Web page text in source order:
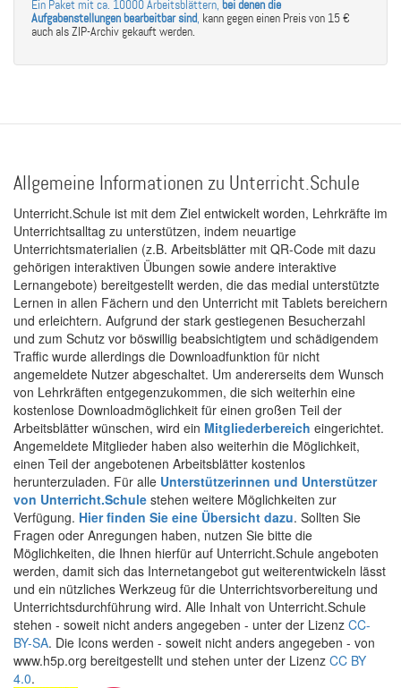
Ein Paket mit ca. 10000 Arbeitsblättern, bei denen die
Aufgabenstellungen bearbeitbar sind, kann gegen einen Preis von 15 €
auch als ZIP-Archiv gekauft werden.
Allgemeine Informationen zu Unterricht.Schule
Unterricht.Schule ist mit dem Ziel entwickelt worden, Lehrkräfte im
Unterrichtsalltag zu unterstützen, indem neuartige
Unterrichtsmaterialien (z.B. Arbeitsblätter mit QR-Code mit dazu
gehörigen interaktiven Übungen sowie andere interaktive
Lernangebote) bereitgestellt werden, die das medial unterstützte
Lernen in allen Fächern und den Unterricht mit Tablets bereichern
und erleichtern. Aufgrund der stark gestiegenen Besucherzahl
und zum Schutz vor böswillig beabsichtigtem und schädigendem
Traffic wurde allerdings die Downloadfunktion für nicht
angemeldete Nutzer abgeschaltet. Um andererseits dem Wunsch
von Lehrkräften entgegenzukommen, die sich weiterhin eine
kostenlose Downloadmöglichkeit für einen großen Teil der
Arbeitsblätter wünschen, wird ein Mitgliederbereich eingerichtet.
Angemeldete Mitglieder haben also weiterhin die Möglichkeit,
einen Teil der angebotenen Arbeitsblätter kostenlos
herunterzuladen. Für alle Unterstützerinnen und Unterstützer
von Unterricht.Schule stehen weitere Möglichkeiten zur
Verfügung. Hier finden Sie eine Übersicht dazu. Sollten Sie
Fragen oder Anregungen haben, nutzen Sie bitte die
Möglichkeiten, die Ihnen hierfür auf Unterricht.Schule angeboten
werden, damit sich das Internetangebot gut weiterentwickeln lässt
und ein nützliches Werkzeug für die Unterrichtsvorbereitung und
Unterrichtsdurchführung wird. Alle Inhalt von Unterricht.Schule
stehen - soweit nicht anders angegeben - unter der Lizenz CC-
BY-SA. Die Icons werden - soweit nicht anders angegeben - von
www.h5p.org bereitgestellt und stehen unter der Lizenz CC BY
4.0.